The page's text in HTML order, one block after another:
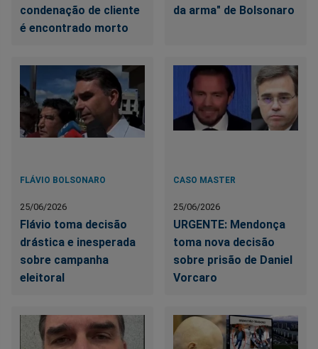
condenação de cliente
é encontrado morto
da arma" de Bolsonaro
FLÁVIO BOLSONARO
25/06/2026
Flávio toma decisão
drástica e inesperada
sobre campanha
eleitoral
CASO MASTER
25/06/2026
URGENTE: Mendonça
toma nova decisão
sobre prisão de Daniel
Vorcaro